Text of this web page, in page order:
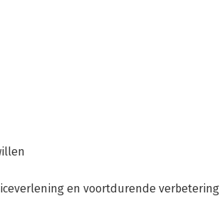
en voortdurende verbetering